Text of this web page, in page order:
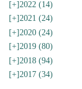
[+] 2022 (14)
[+]2021 (24)
[+] 2020 (24)
[+]2019 (80)
[+]2018 (94)
[+] 2017 (34)